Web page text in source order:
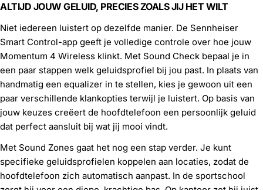
ALTIJD JOUW GELUID, PRECIES ZOALS JIJ HET WILT
Niet iedereen luistert op dezelfde manier. De Sennheiser
Smart Control-app geeft je volledige controle over hoe jouw
Momentum 4 Wireless klinkt. Met Sound Check bepaal je in
een paar stappen welk geluidsprofiel bij jou past. In plaats van
handmatig een equalizer in te stellen, kies je gewoon uit een
paar verschillende klankopties terwijl je luistert. Op basis van
jouw keuzes creëert de hoofdtelefoon een persoonlijk geluid
dat perfect aansluit bij wat jij mooi vindt.
Met Sound Zones gaat het nog een stap verder. Je kunt
specifieke geluidsprofielen koppelen aan locaties, zodat de
hoofdtelefoon zich automatisch aanpast. In de sportschool